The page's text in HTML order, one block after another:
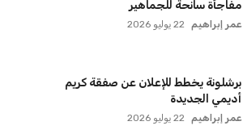
مفاجأة سانحة للجماهير
عمر إبراهيم 22 يوليو 2026
برشلونة يخطط للإعلان عن صفقة كريم
أديمي الجديدة
عمر إبراهيم 22 يوليو 2026